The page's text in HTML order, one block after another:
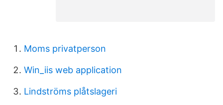
Moms privatperson
Win_iis web application
Lindströms plåtslageri